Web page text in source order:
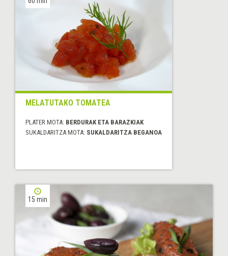
MELATUTAKO TOMATEA
PLATER MOTA: BERDURAK ETA BARAZKIAK
SUKALDARITZA MOTA: SUKALDARITZA BEGANOA
15 min